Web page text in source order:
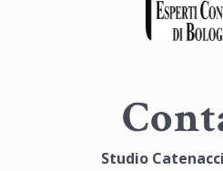
Studio